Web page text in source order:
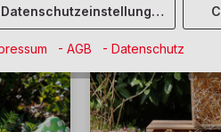
Datenschutzeinstellungen
- AGB - Datenschutz